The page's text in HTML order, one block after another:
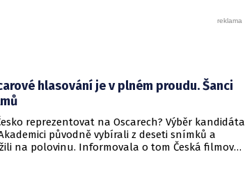
hlasování je v plném proudu. Šanci
reprezentovat na Oscarech? Výběr kandidáta
původně vybírali z deseti snímků a
na polovinu. Informovala o tom Česká filmová